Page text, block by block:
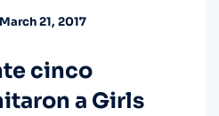
March 21, 2017
cinco
a Girls